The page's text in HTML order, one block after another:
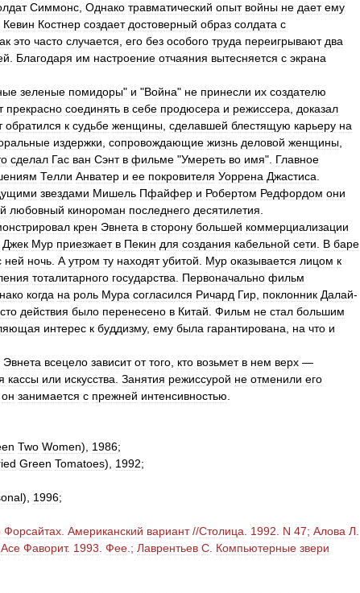
Симмонс Однако травматический опыт войны не дает ему
Кевин Костнер создает достоверный образ солдата с
это часто случается его без особого труда переигрывают два
Благодаря им настроение отчаяния вытесняется с экрана
зеленые помидоры" и "Война" не принесли их создателю
прекрасно соединять в себе продюсера и режиссера
доказал
обратился к судьбе женщины сделавшей блестящую карьеру на
издержки сопровождающие жизнь деловой женщины
сделал Гас ван Сэнт в фильме "Умереть во имя". Главное
Телли Анватер и ее покровителя Уоррена Джастиса
звездами Мишель Пфайфер и Робертом Редфордом они
любовный кинороман последнего десятилетия
крен Эвнета в сторону большей коммерциализации
Джек Мур приезжает в Пекин для создания кабельной сети В баре
ней ночь А утром ту находят убитой Мур оказывается лицом к
тоталитарного государства Первоначально фильм
когда на роль Мура согласился Ричард Гир поклонник Далай-
действия было перенесено в Китай Фильм не стал большим
интерес к буддизму, ему была гарантирована на что и
Эвнета всецело зависит от того кто возьмет в нем верх —
кассы или искусства Занятия режиссурой не отменили его
он занимается с прежней интенсивностью
Two Women), 1986;
Green Tomatoes), 1992;
), 1996;
Форсайтах Американский вариант//Столица 1992 N 47; Алова Л
Асе Фаворит. 1993 Фее .; Лаврентьев С Компьютерные звери